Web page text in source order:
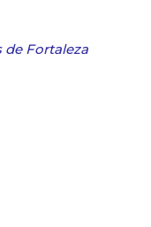
de Fortaleza